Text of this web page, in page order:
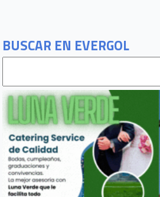
BUSCAR EN EVERGOL